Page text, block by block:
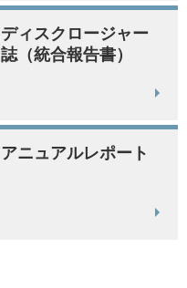
ディスクロージャー
誌（統合報告書）
アニュアルレポート